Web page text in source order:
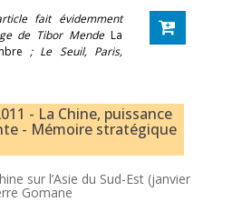
fait évidemment
de Tibor Mende La
; Le Seuil, Paris,
- La Chine, puissance
- Mémoire stratégique
sur l’Asie du Sud-Est (janvier
Gomane